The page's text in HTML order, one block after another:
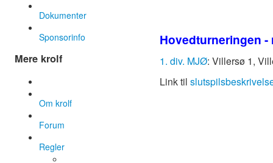
Hovedturneringen -
1. div. MJØ: Villersø 1,
Link til
Dokumenter
Sponsorinfo
Mere krolf
Om krolf
Forum
Regler